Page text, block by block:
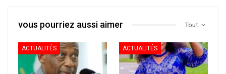
Tout
vous pourriez aussi aimer
ACTUALITÉS ACTUALITÉS